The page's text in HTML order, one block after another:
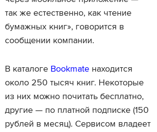
так же естественно, как чтение
бумажных книг», говорится в
сообщении компании.
В каталоге Bookmate находится
около 250 тысяч книг. Некоторые
из них можно почитать бесплатно,
другие — по платной подписке (150
рублей в месяц). Сервисом владеет